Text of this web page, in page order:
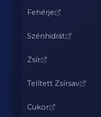
Fehérje
Szénhidrát
Zsír
Telített Zsírsav
Cukor